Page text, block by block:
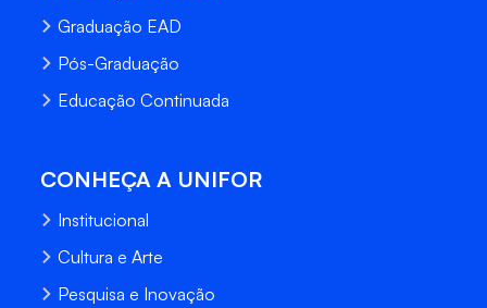
Graduação EAD
Pós-Graduação
Educação Continuada
CONHEÇA A UNIFOR
Institucional
Cultura e Arte
Pesquisa e Inovação